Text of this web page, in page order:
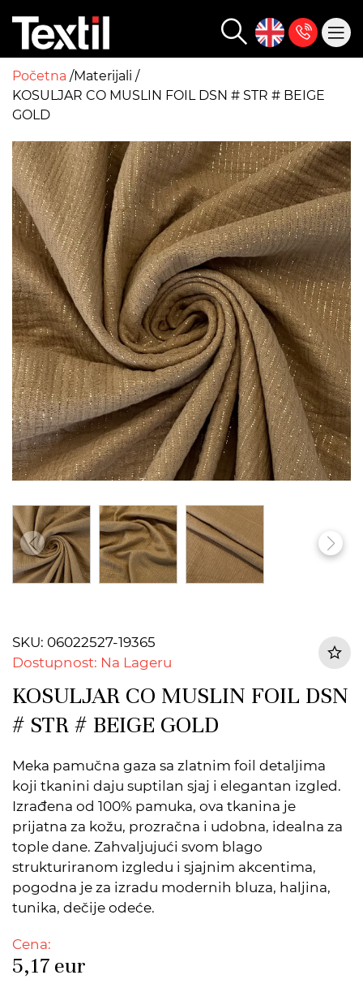
Početna Materijali
KOSULJAR CO MUSLIN FOIL DSN # STR # BEIGE
GOLD
SKU: 06022527-19365
Dostupnost: Na Lageru
KOSULJAR CO MUSLIN FOIL DSN
# STR # BEIGE GOLD
Meka pamučna gaza sa zlatnim foil detaljima
koji tkanini daju suptilan sjaj i elegantan izgled.
Izrađena od 100% pamuka, ova tkanina je
prijatna za kožu, prozračna i udobna, idealna za
tople dane. Zahvaljujući svom blago
strukturiranom izgledu i sjajnim akcentima,
pogodna je za izradu modernih bluza, haljina,
tunika, dečije odeće.
Cena:
5,17 eur